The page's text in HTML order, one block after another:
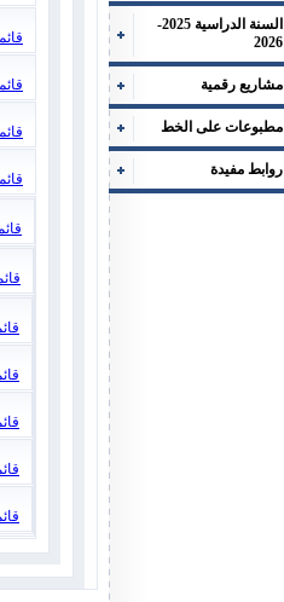
السنة الدراسية 2025-
2026
مشاريع رقمية
مطبوعات على الخط
روابط مفيدة